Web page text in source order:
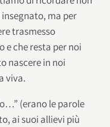
ma per
trasmesso
e che resta per noi
nascere in noi
viva.
(erano le parole
ai suoi allievi più